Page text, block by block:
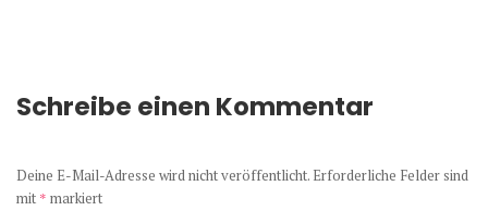
Schreibe einen Kommentar
Deine E-Mail-Adresse wird nicht veröffentlicht. Erforderliche Felder sind
mit * markiert